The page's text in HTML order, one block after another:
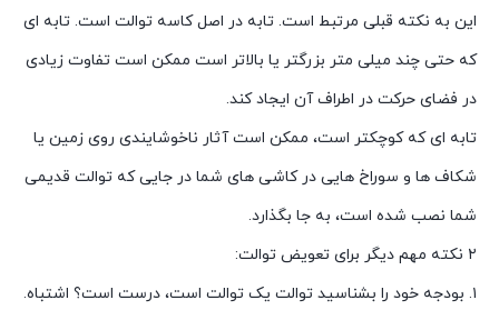
این به نکته قبلی مرتبط است. تابه در اصل کاسه توالت است. تابه ای
که حتی چند میلی متر بزرگتر یا بالاتر است ممکن است تفاوت زیادی
در فضای حرکت در اطراف آن ایجاد کند.
تابه ای که کوچکتر است، ممکن است آثار ناخوشایندی روی زمین یا
شکاف ها و سوراخ هایی در کاشی های شما در جایی که توالت قدیمی
شما نصب شده است، به جا بگذارد.
۲ نکته مهم دیگر برای تعویض توالت:
۱. بودجه خود را بشناسید توالت یک توالت است، درست است؟ اشتباه.